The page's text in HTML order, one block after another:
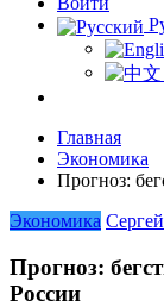
Главная
Экономика
Прогноз:
Экономика
Прогноз:
России